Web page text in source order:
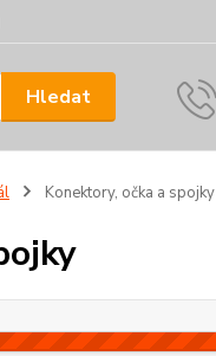
Hledat
Konektory, očka a spojky